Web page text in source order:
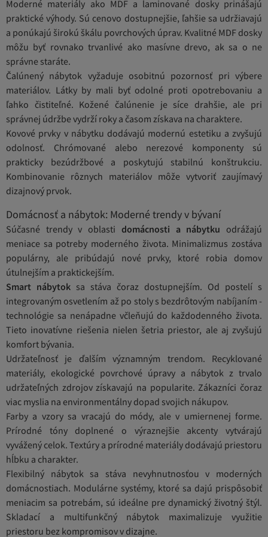
Moderné materiály ako MDF a laminované dosky prinášajú
praktické výhody. Sú cenovo dostupnejšie, ľahšie sa udržiavajú
a ponúkajú širokú škálu povrchových úprav. Kvalitné MDF dosky
môžu byť rovnako trvanlivé ako masívne drevo, ak sa o ne
správne staráte.
Čalúnený nábytok vyžaduje osobitnú pozornosť pri výbere
materiálov. Látky by mali byť odolné proti opotrebovaniu a
ľahko čistiteľné. Kožené čalúnenie je síce drahšie, ale pri
správnej údržbe vydrží roky a časom získava na charaktere.
Kovové prvky v nábytku dodávajú modernú estetiku a zvyšujú
odolnosť. Chrómované alebo nerezové komponenty sú
prakticky bezúdržbové a poskytujú stabilnú konštrukciu.
Kombinovanie rôznych materiálov môže vytvoriť zaujímavý
dizajnový prvok.
Domácnosť a nábytok: Moderné trendy v bývaní
Súčasné trendy v oblasti domácnosti a nábytku odrážajú
meniace sa potreby moderného života. Minimalizmus zostáva
populárny, ale pribúdajú nové prvky, ktoré robia domov
útulnejším a praktickejším.
Smart nábytok sa stáva čoraz dostupnejším. Od postelí s
integrovaným osvetlením až po stoly s bezdrôtovým nabíjaním -
technológie sa nenápadne včleňujú do každodenného života.
Tieto inovatívne riešenia nielen šetria priestor, ale aj zvyšujú
komfort bývania.
Udržateľnosť je ďalším významným trendom. Recyklované
materiály, ekologické povrchové úpravy a nábytok z trvalo
udržateľných zdrojov získavajú na popularite. Zákazníci čoraz
viac myslia na environmentálny dopad svojich nákupov.
Farby a vzory sa vracajú do módy, ale v umiernenej forme.
Prírodné tóny doplnené o výraznejšie akcenty vytvárajú
vyvážený celok. Textúry a prírodné materiály dodávajú priestoru
hĺbku a charakter.
Flexibilný nábytok sa stáva nevyhnutnosťou v moderných
domácnostiach. Modulárne systémy, ktoré sa dajú prispôsobiť
meniacim sa potrebám, sú ideálne pre dynamický životný štýl.
Skladací a multifunkčný nábytok maximalizuje využitie
priestoru bez kompromisov v dizajne.